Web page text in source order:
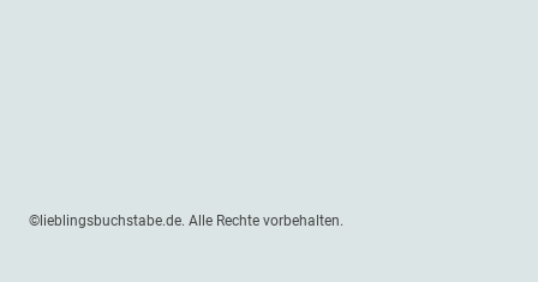
©lieblingsbuchstabe.de. Alle Rechte vorbehalten.